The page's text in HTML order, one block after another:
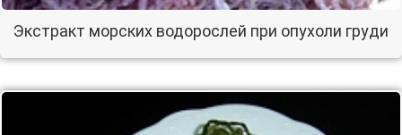
Экстракт морских водорослей при опухоли груди